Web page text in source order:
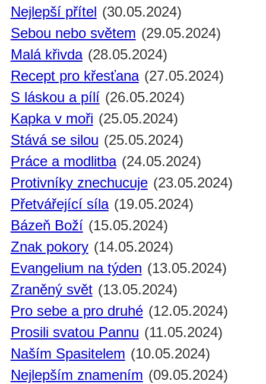
Nejlepší přítel (30.05.2024)
Sebou nebo světem (29.05.2024)
Malá křivda (28.05.2024)
Recept pro křesťana (27.05.2024)
S láskou a pílí (26.05.2024)
Kapka v moři (25.05.2024)
Stává se silou (25.05.2024)
Práce a modlitba (24.05.2024)
Protivníky znechucuje (23.05.2024)
Přetvářející síla (19.05.2024)
Bázeň Boží (15.05.2024)
Znak pokory (14.05.2024)
Evangelium na týden (13.05.2024)
Zraněný svět (13.05.2024)
Pro sebe a pro druhé (12.05.2024)
Prosili svatou Pannu (11.05.2024)
Naším Spasitelem (10.05.2024)
Nejlepším znamením (09.05.2024)